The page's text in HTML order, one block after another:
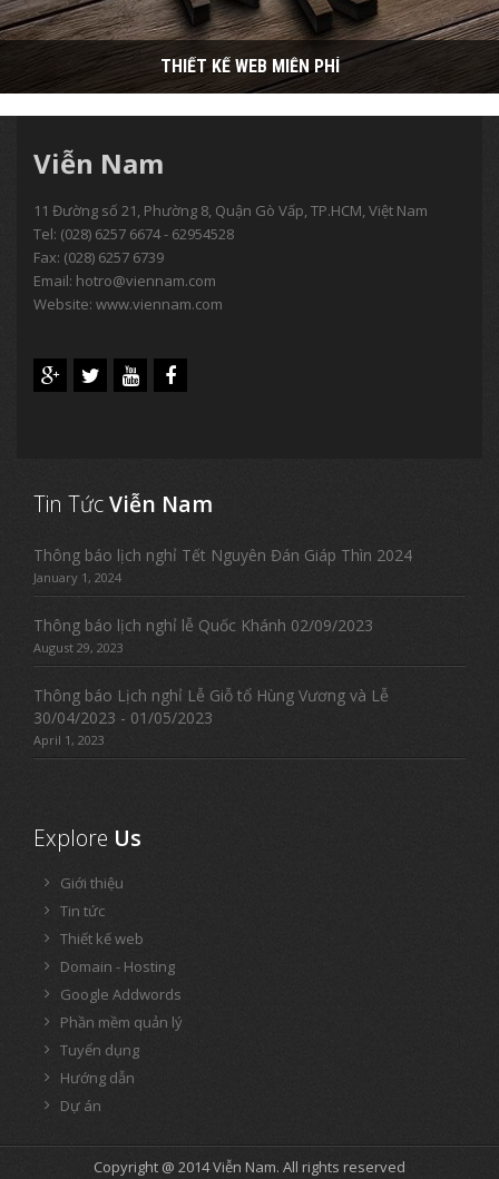
THIẾT KẾ WEB MIỄN PHÍ
Viễn Nam
11 Đường số 21, Phường 8, Quận Gò Vấp, TP.HCM, Việt Nam
Tel: (028) 6257 6674 - 62954528
Fax: (028) 6257 6739
Email: hotro@viennam.com
Website: www.viennam.com
Tin TứcViễn Nam
Thông báo lịch nghỉ Tết Nguyên Đán Giáp Thìn 2024
January 1, 2024
Thông báo lịch nghỉ lễ Quốc Khánh 02/09/2023
August 29, 2023
Thông báo Lịch nghỉ Lễ Giỗ tổ Hùng Vương và Lễ
30/04/2023 - 01/05/2023
April 1, 2023
Explore Us
Giới thiệu
Tin tức
Thiết kế web
Domain - Hosting
Google Addwords
Phần mềm quản lý
Tuyển dụng
Hướng dẫn
Dự án
Copyright @ 2014Viễn Nam. All rights reserved